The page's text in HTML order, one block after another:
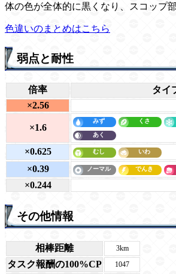
体の色が全体的に黒くなり、スコップ
色違いのまとめはこちら
弱点と耐性
倍率
タイ
×2.56
×1.6
×0.625
×0.39
×0.244
その他情報
相棒距離 3km
タスク報酬の100%CP 1047